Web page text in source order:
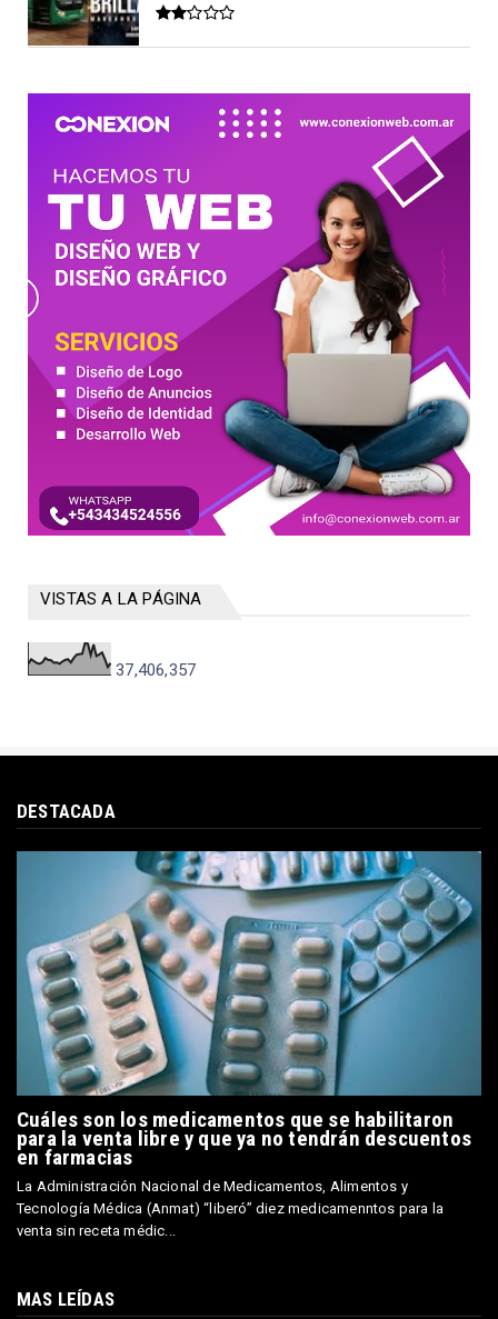
VISTAS A LA PÁGINA
37,406,357
DESTACADA
Cuáles son los medicamentos que se habilitaron
para la venta libre y que ya no tendrán descuentos
en farmacias
La Administración Nacional de Medicamentos, Alimentos y
Tecnología Médica (Anmat) “liberó” diez medicamenntos para la
venta sin receta médic...
MAS LEÍDAS